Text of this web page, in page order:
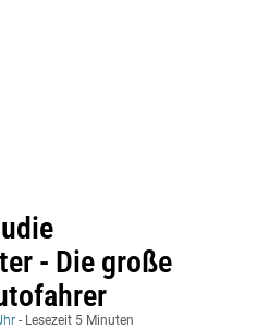
- Die große
- Lesezeit 5 Minuten